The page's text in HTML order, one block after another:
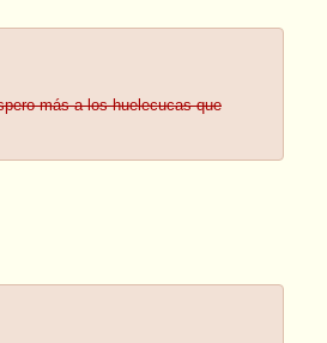
más a los huelecucas que